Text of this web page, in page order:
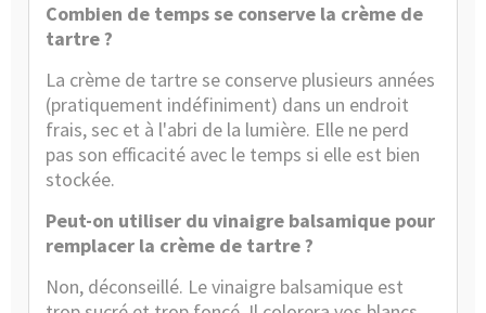
Combien de temps se conserve la crème de
tartre ?
La crème de tartre se conserve plusieurs années
(pratiquement indéfiniment) dans un endroit
frais, sec et à l'abri de la lumière. Elle ne perd
pas son efficacité avec le temps si elle est bien
stockée.
Peut-on utiliser du vinaigre balsamique pour
remplacer la crème de tartre ?
Non, déconseillé. Le vinaigre balsamique est